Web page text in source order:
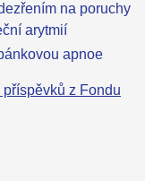
na poruchy
arytmií
apnoe
z Fondu